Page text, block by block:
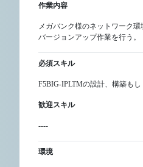
作業内容
メガバンク様のネットワーク
バージョンアップ作業を行う。
必須スキル
F5BIG-IPLTMの設計、構築も
歓迎スキル
----
環境